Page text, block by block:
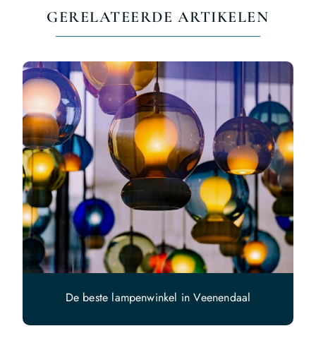
GERELATEERDE ARTIKELEN
De beste lampenwinkel in Veenendaal